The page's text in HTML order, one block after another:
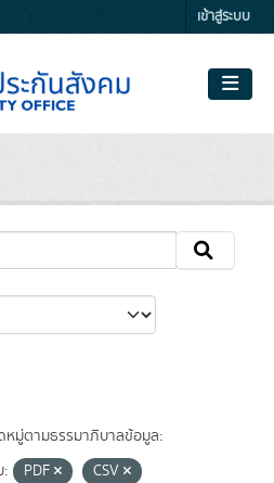
เข้าสู่ระบบ
หมู่ตามธรรมาภิบาลข้อมูล:
: PDF
CSV